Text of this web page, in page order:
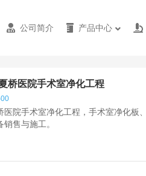
公司简介 产品中心
桥医院手术室净化工程
医院手术室净化工程，手术室净化板
售与施工。